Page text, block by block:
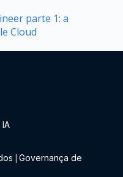
parte 1: a
Cloud
Governança de